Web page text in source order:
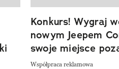
Konkurs! Wygraj
nowym Jeepem
swoje miejsce
Współpraca reklamowa